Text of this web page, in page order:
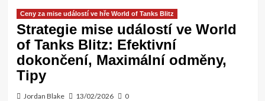
Ceny za mise událostí ve hře World of Tanks Blitz
Strategie mise událostí ve World
of Tanks Blitz: Efektivní
dokončení, Maximální odměny,
Tipy
Jordan Blake 13/02/2026 0